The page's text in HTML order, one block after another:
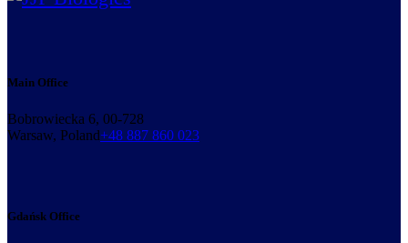
Main Office
Bobrowiecka 6, 00-728
Warsaw, Poland+48 887 860 023
Gdańsk Office